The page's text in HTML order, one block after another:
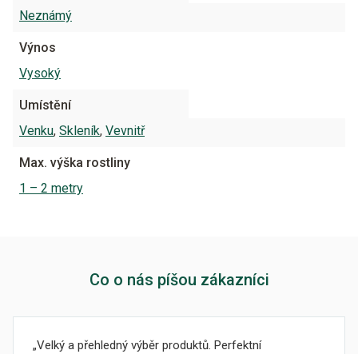
Neznámý
Výnos
Vysoký
Umístění
Venku, Skleník, Vevnitř
Max. výška rostliny
1 – 2 metry
Co o nás píšou zákazníci
Velký a přehledný výběr produktů. Perfektní